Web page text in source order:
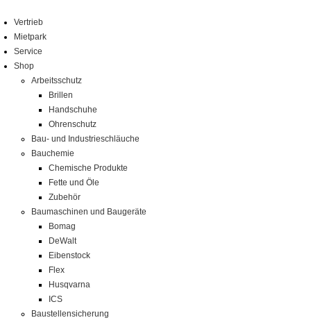
Vertrieb
Mietpark
Service
Shop
Arbeitsschutz
Brillen
Handschuhe
Ohrenschutz
Bau- und Industrieschläuche
Bauchemie
Chemische Produkte
Fette und Öle
Zubehör
Baumaschinen und Baugeräte
Bomag
DeWalt
Eibenstock
Flex
Husqvarna
ICS
Baustellensicherung